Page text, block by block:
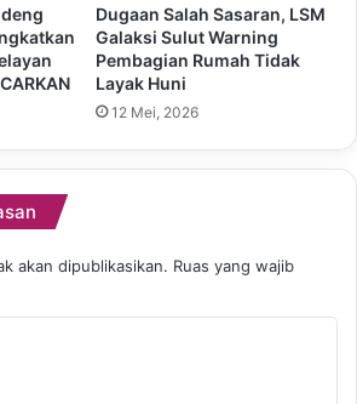
Dugaan Salah Sasaran, LSM
Galaksi Sulut Warning
Pembagian Rumah Tidak
Layak Huni
12 Mei, 2026
akan dipublikasikan. Ruas yang wajib